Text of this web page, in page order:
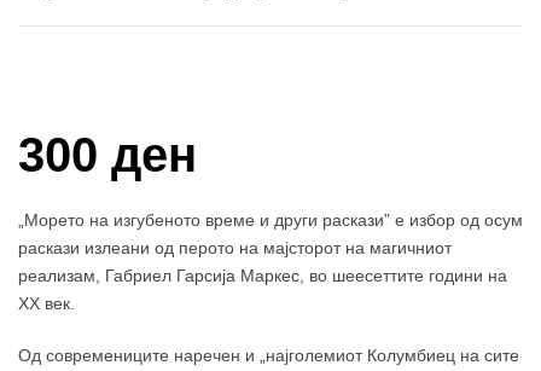
300 ден
„Морето на изгубеното време и други раскази” е избор од осум
раскази излеани од перото на мајсторот на магичниот
реализам, Габриел Гарсија Маркес, во шеесеттите години на
XX век.
Од современиците наречен и „најголемиот Колумбиец на сите